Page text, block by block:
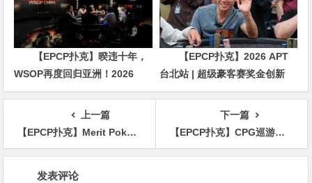
【EPCP扑克】暌违十年，
WSOP再度回归亚洲！2026
APL济州站6月19-28日盛大登
【EPCP扑克】2026 APT
台北站 | 超级豪客赛奖金创新
高，美国选手Ethan
“Rampage” Yau领跑全场！
上一篇
【EPCP扑克】Merit Poker塞浦路斯 | 卡门系列赛华丽开赛，朱楠、孙云升晋级主赛DAY2，荣耀扑克闪亮登场
下一篇
【EPCP扑克】CPG巡游赛海棠站9人FT名单出炉，昨日CL成今日泡沫，徐尔顿破千万记分接棒领跑决赛桌！
发表评论